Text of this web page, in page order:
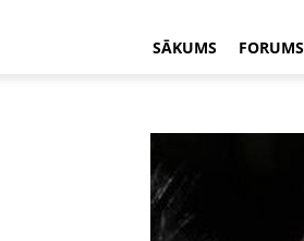
SĀKUMS FORUMS